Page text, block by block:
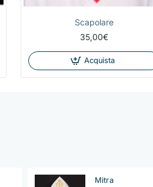
Scapolare
35,00€
Acquista
Mitra